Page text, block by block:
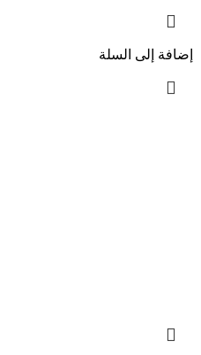
إضافة إلى السلة